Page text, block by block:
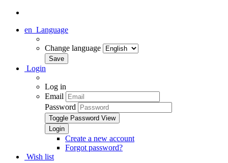
en Language
Change language
Login
Log in
Email
Password
Toggle Password View
Create a new account
Forgot password?
Wish list